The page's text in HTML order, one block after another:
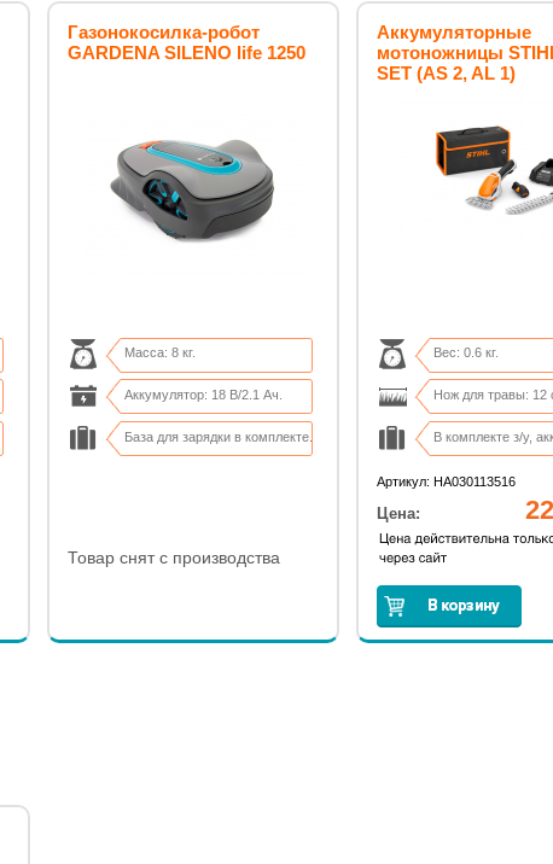
Газонокосилка-робот
GARDENA SILENO life 1250
Масса: 8 кг.
Аккумулятор: 18 В/2.1 Ач.
База для зарядки в комплекте.
Товар снят с производства
Аккумуляторные
мотоножницы
SET (AS 2, AL 1)
Вес: 0.6 кг.
Нож для травы: 12
В комплекте з/у,
Сумка-переноска в
Артикул: HA030113516
Цена: